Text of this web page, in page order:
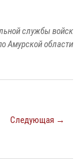
службы войск
Амурской области
Следующая →